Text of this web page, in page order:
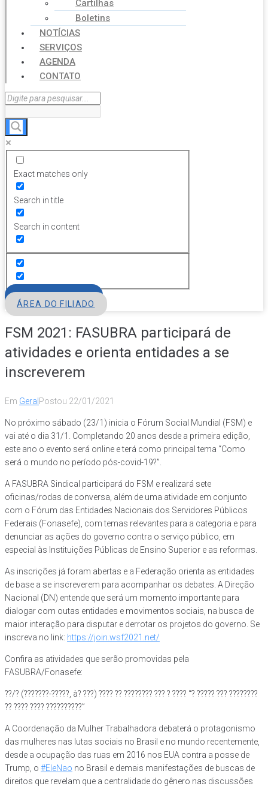
Cartilhas
Boletins
NOTÍCIAS
SERVIÇOS
AGENDA
CONTATO
Exact matches only
Search in title
Search in content
ÁREA DO FILIADO
FSM 2021: FASUBRA participará de
atividades e orienta entidades a se
inscreverem
Em Geral Postou 22/01/2021
No próximo sábado (23/1) inicia o Fórum Social Mundial (FSM) e
vai até o dia 31/1. Completando 20 anos desde a primeira edição,
este ano o evento será online e terá como principal tema “Como
será o mundo no período pós-covid-19?”.
A FASUBRA Sindical participará do FSM e realizará sete
oficinas/rodas de conversa, além de uma atividade em conjunto
com o Fórum das Entidades Nacionais dos Servidores Públicos
Federais (Fonasefe), com temas relevantes para a categoria e para
denunciar as ações do governo contra o serviço público, em
especial às Instituições Públicas de Ensino Superior e as reformas.
As inscrições já foram abertas e a Federação orienta as entidades
de base a se inscreverem para acompanhar os debates. A Direção
Nacional (DN) entende que será um momento importante para
dialogar com outas entidades e movimentos sociais, na busca de
maior interação para disputar e derrotar os projetos do governo. Se
inscreva no link: https://join.wsf2021.net/
Confira as atividades que serão promovidas pela
FASUBRA/Fonasefe:
??/? (???????-?????, à? ???) ???? ?? ???????? ??? ? ???? “? ????? ??? ????????
?? ???? ???? ??????????”
A Coordenação da Mulher Trabalhadora debaterá o protagonismo
das mulheres nas lutas sociais no Brasil e no mundo recentemente,
desde a ocupação das ruas em 2016 nos EUA contra a posse de
Trump, o #EleNao no Brasil e demais manifestações de buscas de
direitos que revelam que a centralidade do gênero nas discussões